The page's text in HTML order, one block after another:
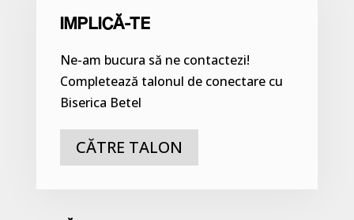
IMPLICĂ-TE
Ne-am bucura să ne contactezi!
Completează talonul de conectare cu
Biserica Betel
CĂTRE TALON